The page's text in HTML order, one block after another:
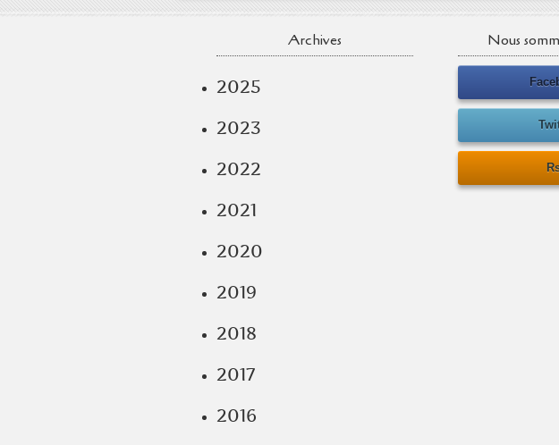
Archives
2025
2023
2022
2021
2020
2019
2018
2017
2016
Nous